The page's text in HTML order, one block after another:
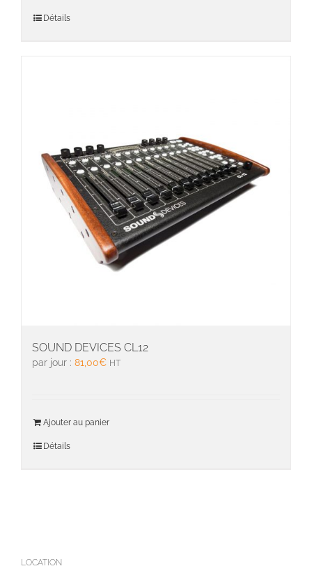
Détails
SOUND DEVICES CL12
par jour : 81,00€ HT
Ajouter au panier
Détails
LOCATION